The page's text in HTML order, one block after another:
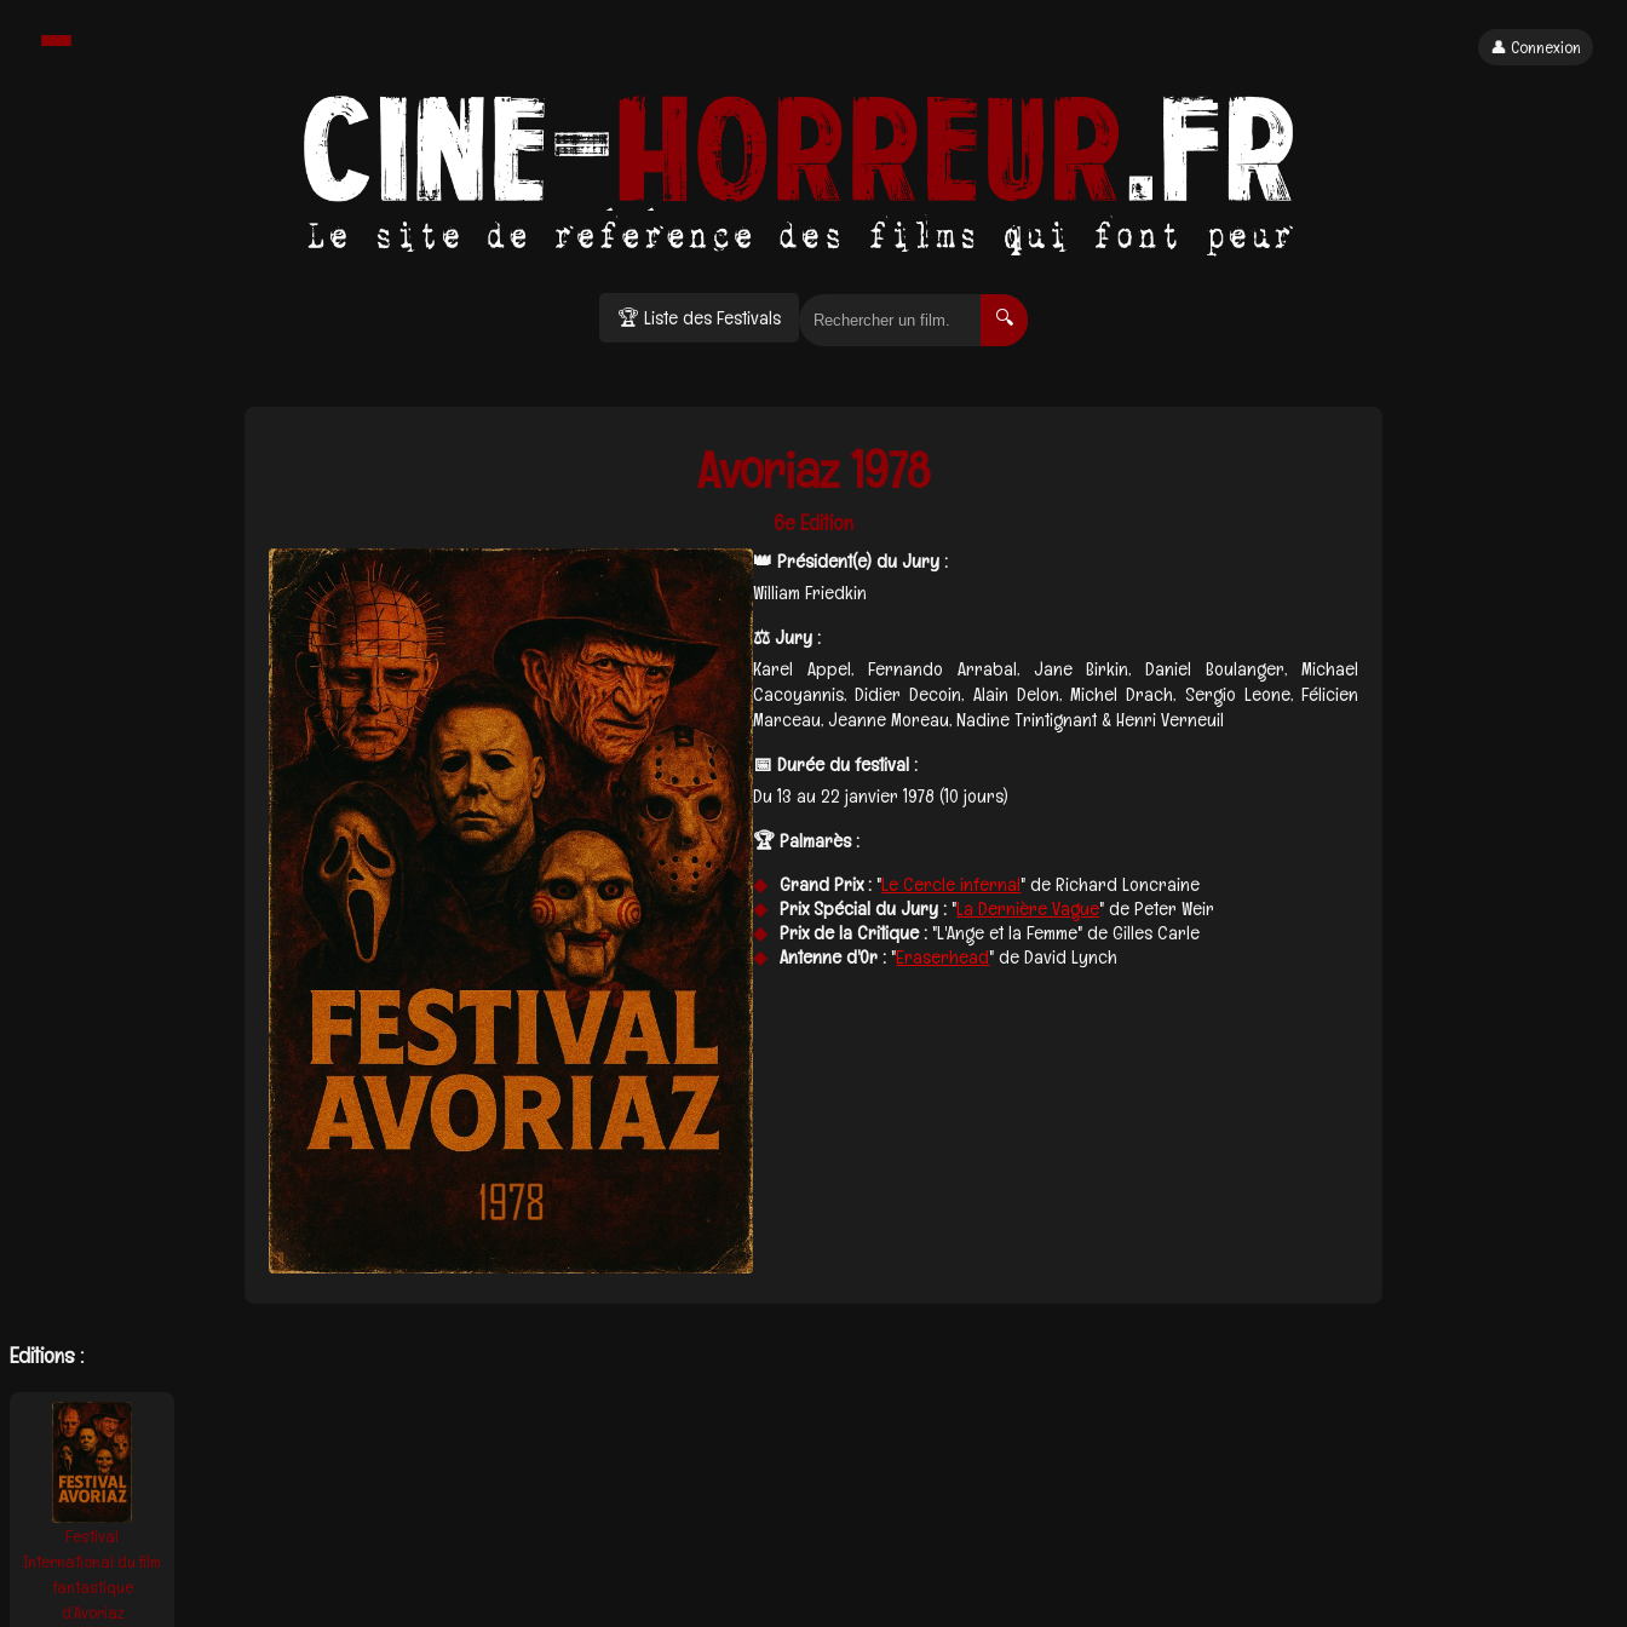
🏆 Liste des Festivals 🔍
👤 Connexion
Avoriaz 1978
6e Edition
👑 Président(e) du Jury :
William Friedkin
⚖️ Jury :
Karel Appel, Fernando Arrabal, Jane Birkin, Daniel Boulanger, Michael
Cacoyannis, Didier Decoin, Alain Delon, Michel Drach, Sergio Leone, Félicien
Marceau, Jeanne Moreau, Nadine Trintignant & Henri Verneuil
📅 Durée du festival :
Du 13 au 22 janvier 1978 (10 jours)
🏆 Palmarès :
Grand Prix :"Le Cercle infernal" de Richard Loncraine
Prix Spécial du Jury :"La Dernière Vague" de Peter Weir
Prix de la Critique :"L'Ange et la Femme" de Gilles Carle
Antenne d'Or :"Eraserhead" de David Lynch
Editions :
Festival
International du film
fantastique
d’Avoriaz